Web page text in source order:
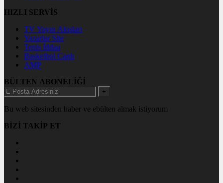
HIZLI SERVİS
TV Yayın Akışları
Yazarlar Site
Tenis İddaa
Basketbol Canlı
AMP
BÜLTEN ABONELİĞİ
+
Bu web sitesinden haber ve ebülten almak istiyorum
BİZİ TAKİP ET